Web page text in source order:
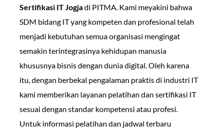
Sertifikasi IT Jogjadi PITMA. Kami meyakini bahwa
SDM bidang IT yang kompeten dan profesional telah
menjadi kebutuhan semua organisasi mengingat
semakin terintegrasinya kehidupan manusia
khususnya bisnis dengan dunia digital. Oleh karena
itu, dengan berbekal pengalaman praktis di industri IT
kami memberikan layanan pelatihan dan sertifikasi IT
sesuai dengan standar kompetensi atau profesi.
Untuk informasi pelatihan dan jadwal terbaru